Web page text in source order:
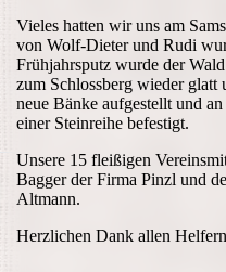
Vieles hatten wir uns am
von Wolf-Dieter und Rudi
Frühjahrsputz wurde der
zum Schlossberg wieder glatt
neue Bänke aufgestellt und
einer Steinreihe befestigt.
Unsere 15 fleißigen
Bagger der Firma Pinzl und
Altmann.
Herzlichen Dank allen